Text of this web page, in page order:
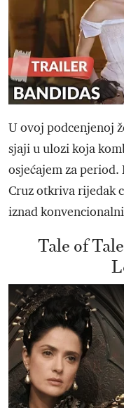
U ovoj podcenjenoj
sjaji u ulozi koja
osjećajem za
Cruz otkriva rijedak
iznad
Tale of